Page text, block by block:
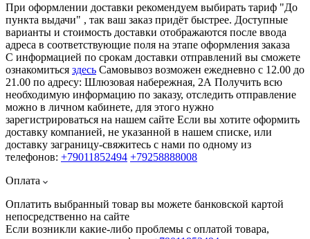
При оформлении доставки рекомендуем выбирать тариф "До
пункта выдачи" , так ваш заказ придёт быстрее. Доступные
варианты и стоимость доставки отображаются после ввода
адреса в соответствующие поля на этапе оформления заказа
С информацией по срокам доставки отправлений вы сможете
ознакомиться здесь Самовывоз возможен ежедневно с 12.00 до
21.00 по адресу: Шлюзовая набережная, 2А Получить всю
необходимую информацию по заказу, отследить отправление
можно в личном кабинете, для этого нужно
зарегистрироваться на нашем сайте Если вы хотите оформить
доставку компанией, не указанной в нашем списке, или
доставку заграницу-свяжитесь с нами по одному из
телефонов: +79011852494 +79258888008
Оплата
Оплатить выбранный товар вы можете банковской картой
непосредственно на сайте
Если возникли какие-либо проблемы с оплатой товара,